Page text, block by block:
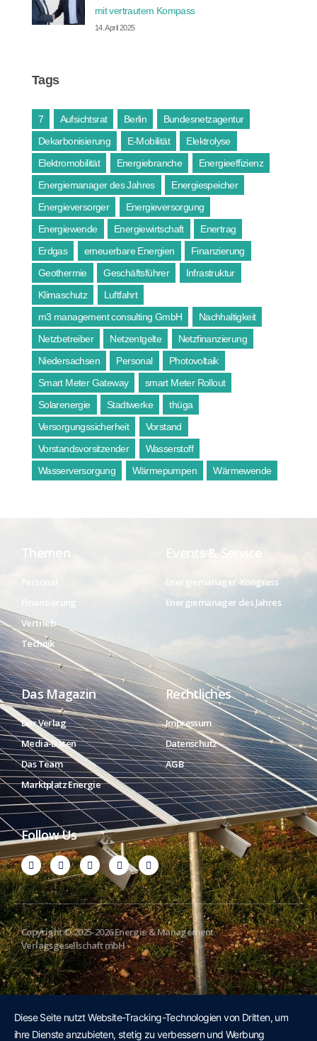
mit vertrautem Kompass
14. April 2025
Tags
7 Aufsichtsrat Berlin
Bundesnetzagentur
Dekarbonisierung
E-Mobilität
Elektrolyse
Elektromobilität
Energiebranche
Energieeffizienz
Energiemanager des Jahres
Energiespeicher
Energieversorger
Energieversorgung
Energiewende
Energiewirtschaft
Enertrag
Erdgas
erneuerbare Energien
Finanzierung
Geothermie
Geschäftsführer
Infrastruktur
Klimaschutz
Luftfahrt
m3 management consulting GmbH
Nachhaltigkeit
Netzbetreiber
Netzentgelte
Netzfinanzierung
Niedersachsen
Personal
Photovoltaik
Smart Meter Gateway
smart Meter Rollout
Solarenergie
Stadtwerke
thüga
Versorgungssicherheit
Vorstand
Vorstandsvorsitzender
Wasserstoff
Wasserversorgung
Wärmepumpen Wärmewende
Themen
Finanzierung
Vertrieb
Technik
Events & Service
Energiemanager-Kongress
Energiemanager des Jahres
Das Magazin
Der Verlag
Media-Daten
Das Team
Marktplatz Energie
Rechtliches
Impressum
Datenschutz
AGB
Follow Us
Copyright © 2025-2026 Energie & Management
Verlagsgesellschaft mbH
Diese Seite nutzt Website-Tracking-Technologien von Dritten, um
ihre Dienste anzubieten, stetig zu verbessern und Werbung